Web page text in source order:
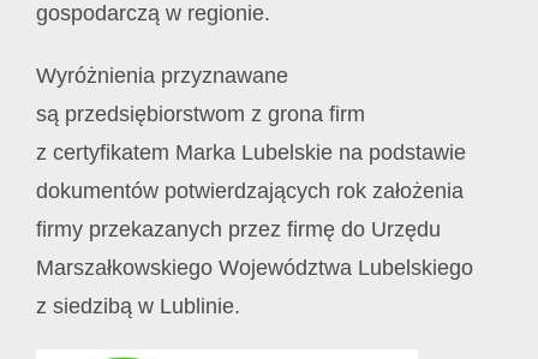
gospodarczą w regionie.
Wyróżnienia przyznawane
są przedsiębiorstwom z grona firm
z certyfikatem Marka Lubelskie na podstawie
dokumentów potwierdzających rok założenia
firmy przekazanych przez firmę do Urzędu
Marszałkowskiego Województwa Lubelskiego
z siedzibą w Lublinie.